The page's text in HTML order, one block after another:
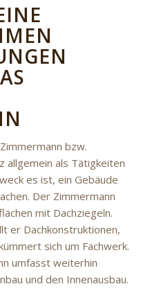
bzw.
allgemein als Tätigkeiten
es ist, ein Gebäude
Der Zimmermann
mit Dachziegeln.
er Dachkonstruktionen,
sich um Fachwerk.
umfasst weiterhin
und den Innenausbau.